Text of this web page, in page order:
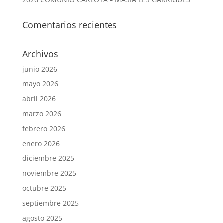
Comentarios recientes
Archivos
junio 2026
mayo 2026
abril 2026
marzo 2026
febrero 2026
enero 2026
diciembre 2025
noviembre 2025
octubre 2025
septiembre 2025
agosto 2025